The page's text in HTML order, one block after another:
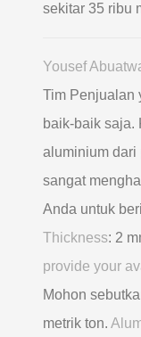
sekitar 35 ribu
Yousef
Tim Penjualan
baik-baik saja.
aluminium dari
sangat
Anda untuk
Thickness: 2
provide your
Mohon
metrik ton.